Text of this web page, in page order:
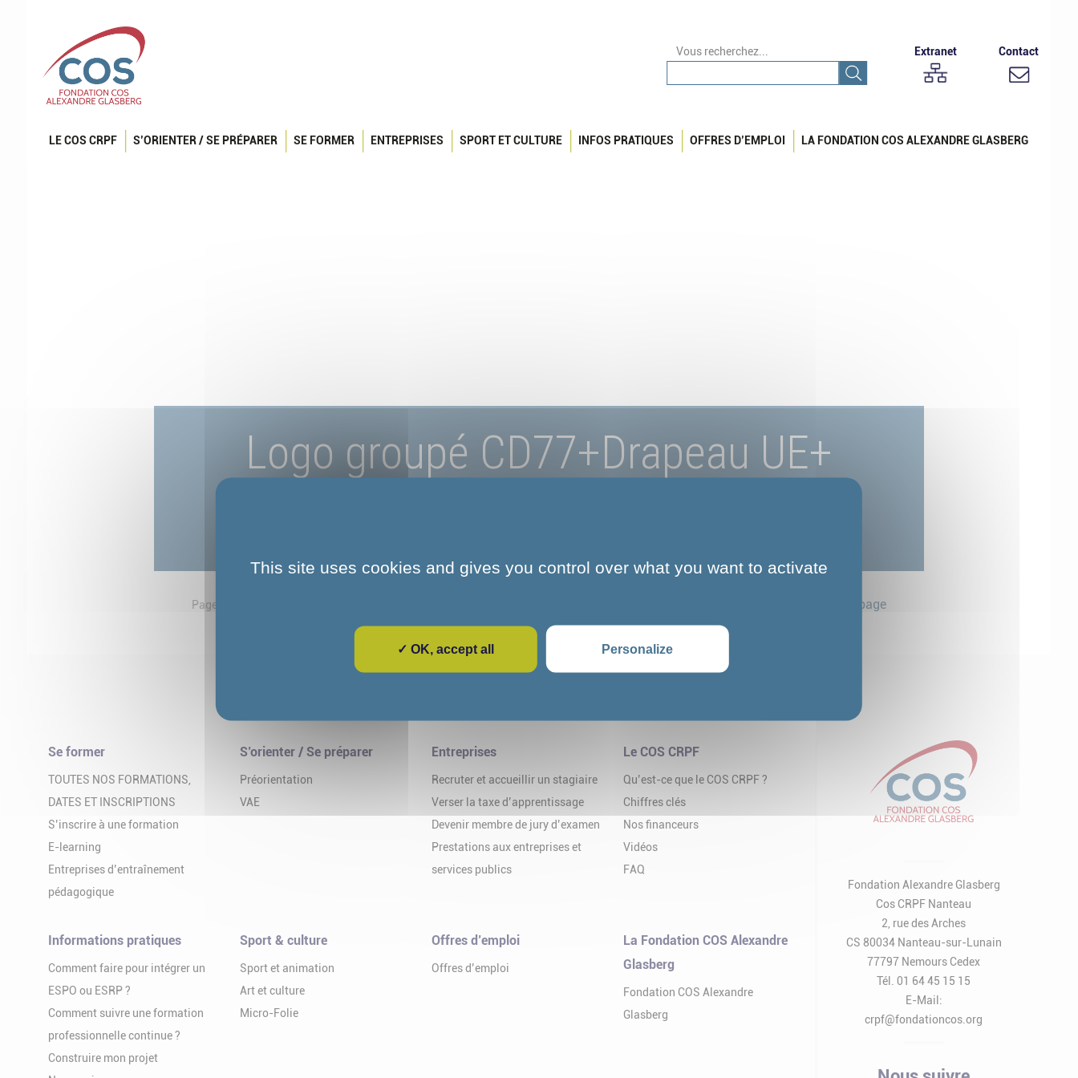
Vous recherchez... Extranet Contact
LE COS CRPF S’ORIENTER / SE PRÉPARER SE FORMER ENTREPRISES SPORT ET CULTURE INFOS PRATIQUES OFFRES D’EMPLOI LA FONDATION COS ALEXANDRE GLASBERG
Logo groupé CD77+Drapeau UE+
Page d'accueil Partager cette page
Se former
TOUTES NOS FORMATIONS,
DATES ET INSCRIPTIONS
S’inscrire à une formation
E-learning
Entreprises d’entraînement
pédagogique
S’orienter / Se préparer
Préorientation
VAE
Entreprises
Recruter et accueillir un stagiaire
Verser la taxe d’apprentissage
Devenir membre de jury d’examen
Prestations aux entreprises et
services publics
Le COS CRPF
Qu’est-ce que le COS CRPF ?
Chiffres clés
Nos financeurs
Vidéos
FAQ
Informations pratiques
Comment faire pour intégrer un
ESPO ou ESRP ?
Comment suivre une formation
professionnelle continue ?
Construire mon projet
Sport & culture
Sport et animation
Art et culture
Micro-Folie
Offres d’emploi
Offres d’emploi
La Fondation COS Alexandre
Glasberg
Fondation COS Alexandre
Glasberg
Fondation Alexandre Glasberg
Cos CRPF Nanteau
2, rue des Arches
CS 80034 Nanteau-sur-Lunain
77797 Nemours Cedex
Tél. 01 64 45 15 15
E-Mail:
crpf@fondationcos.org
This site uses cookies and gives you control over what you want to activate
✓ OK, accept all Personalize